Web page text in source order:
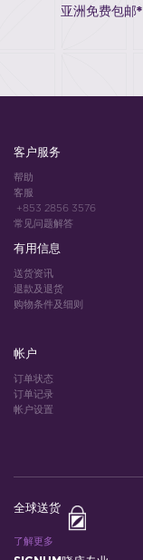
亚洲免费包邮*
客户服务
帮助
客服
+853 2856 3576
常见问题解答
有用信息
送货资讯
退款及退货
购物条件及细则
帐户
订单状态
订单记录
帐户设置
全球送货
了解更多